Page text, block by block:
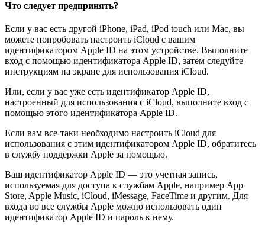
Что следует предпринять?
Если у вас есть другой iPhone, iPad, iPod touch или Mac, вы
можете попробовать настроить iCloud с вашим
идентификатором Apple ID на этом устройстве. Выполните
вход с помощью идентификатора Apple ID, затем следуйте
инструкциям на экране для использования iCloud.
Или, если у вас уже есть идентификатор Apple ID,
настроенный для использования с iCloud, выполните вход с
помощью этого идентификатора Apple ID.
Если вам все-таки необходимо настроить iCloud для
использования с этим идентификатором Apple ID, обратитесь
в службу поддержки Apple за помощью.
Ваш идентификатор Apple ID — это учетная запись,
используемая для доступа к службам Apple, например App
Store, Apple Music, iCloud, iMessage, FaceTime и другим. Для
входа во все службы Apple можно использовать один
идентификатор Apple ID и пароль к нему.